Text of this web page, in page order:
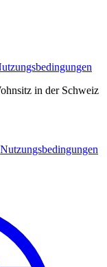
in der Schweiz
Nutzungsbedingungen